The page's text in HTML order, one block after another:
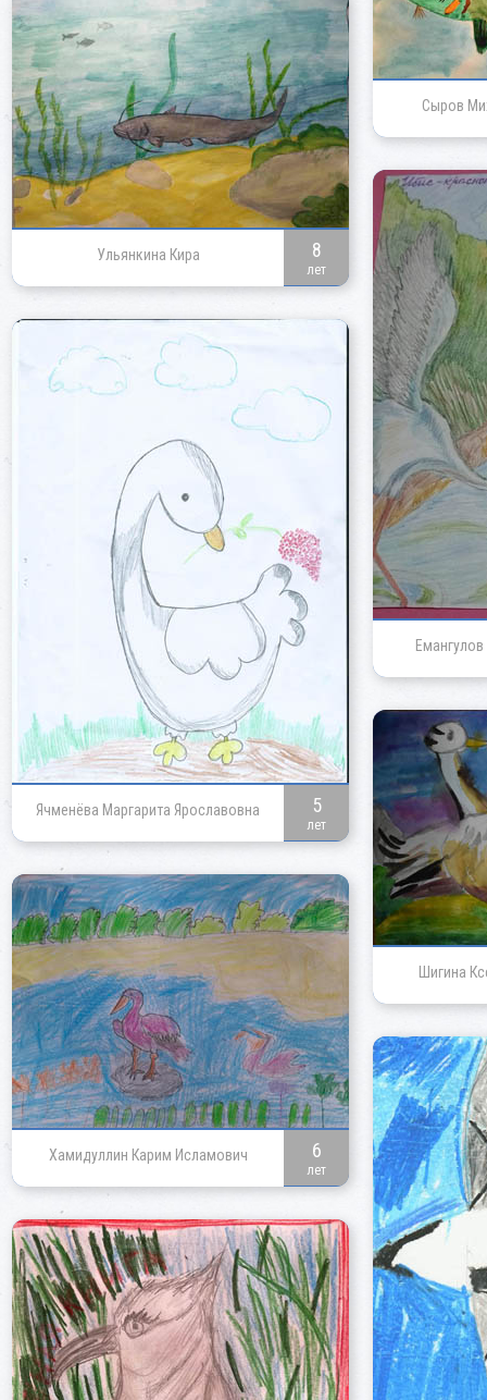
Сыров
Ульянкина Кира 8
лет
Ячменёва Маргарита Ярославовна 5
лет
Шигина
Хамидуллин Карим Исламович 6
лет